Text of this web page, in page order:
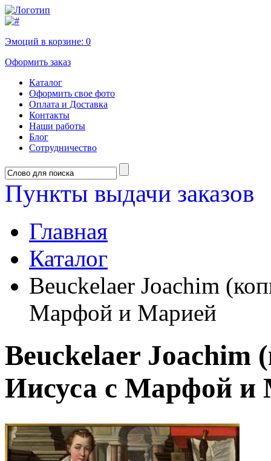
Эмоций в корзине: 0
Оформить заказ
Каталог
Оформить свое фото
Оплата и Доставка
Контакты
Наши работы
Блог
Сотрудничество
Пункты выдачи заказов
Главная
Каталог
Beuckelaer Joachim
Марфой и Марией
Beuckelaer Joachim
Иисуса с Марфой и